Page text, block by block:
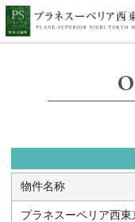
物件名称
プラネスーペリア西東